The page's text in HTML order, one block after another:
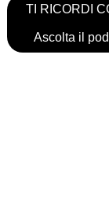
TI RICORDI
Ascolta il